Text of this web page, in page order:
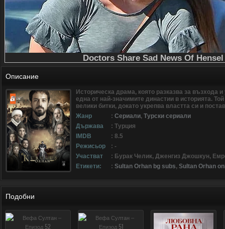
Описание
Историческа драма, която разказва за възхода
една от най-значимите династии в историята.
велики битки, докато укрепва властта си и
Жанр
: Сериали, Турски сериали
Държава
: Турция
IMDB
: 8.5
Режисьор
: -
Участват
: Бурак Челик, Дженгиз Джошкун,
Етикети:
: Sultan Orhan bg subs, Sultan Orhan
Подобни